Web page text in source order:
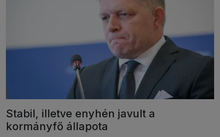
Stabil, illetve enyhén javult a
kormányfő állapota